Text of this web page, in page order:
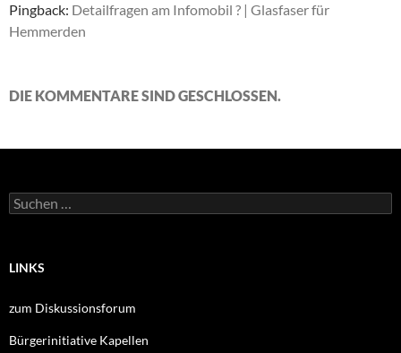
Pingback: Detailfragen am Infomobil ? | Glasfaser für
Hemmerden
DIE KOMMENTARE SIND GESCHLOSSEN.
Suche
nach:
LINKS
zum Diskussionsforum
Bürgerinitiative Kapellen